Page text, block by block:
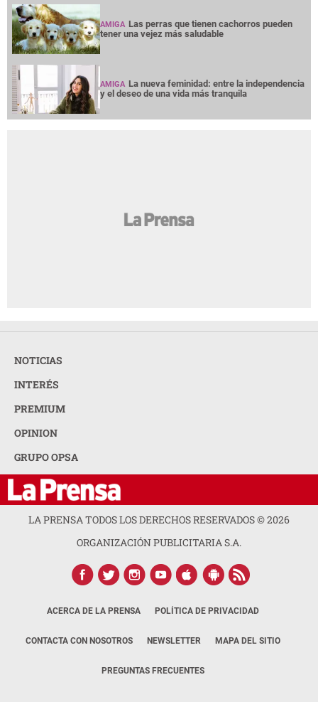
AMIGA Las perras que tienen cachorros pueden
tener una vejez más saludable
AMIGA La nueva feminidad: entre la independencia
y el deseo de una vida más tranquila
NOTICIAS
INTERÉS
PREMIUM
OPINION
GRUPO OPSA
LA PRENSA TODOS LOS DERECHOS RESERVADOS ©2026
ORGANIZACIÓN PUBLICITARIA S.A.
ACERCA DE LA PRENSA POLÍTICA DE PRIVACIDAD
CONTACTA CON NOSOTROS NEWSLETTER MAPA DEL SITIO
PREGUNTAS FRECUENTES